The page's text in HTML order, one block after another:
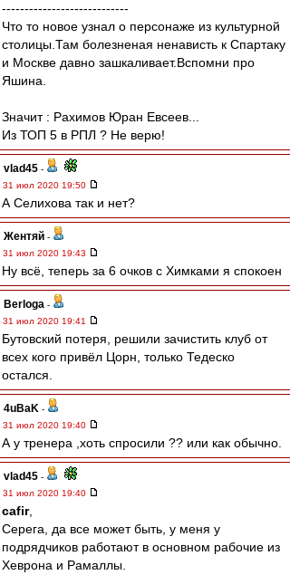
----------------------------
Что то новое узнал о персонаже из культурной
столицы.Там болезненая ненависть к Спартаку
и Москве давно зашкаливает.Вспомни про
Яшина.
Значит : Рахимов Юран Евсеев...
Из ТОП 5 в РПЛ ? Не верю!
vlad45 -
31 июл 2020 19:50
А Селихова так и нет?
Жентяй -
31 июл 2020 19:43
Ну всё, теперь за 6 очков с Химками я спокоен
Berloga -
31 июл 2020 19:41
Бутовский потеря, решили зачистить клуб от
всех кого привёл Цорн, только Тедеско
остался.
4uBaK -
31 июл 2020 19:40
А у тренера ,хоть спросили ?? или как обычно.
vlad45 -
31 июл 2020 19:40
cafir,
Серега, да все может быть, у меня у
подрядчиков работают в основном рабочие из
Хеврона и Рамаллы.